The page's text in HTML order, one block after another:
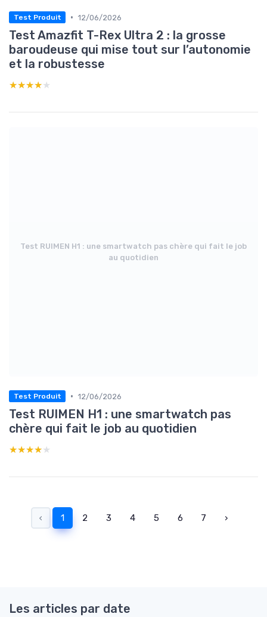
Test Produit • 12/06/2026
Test Amazfit T-Rex Ultra 2 : la grosse
baroudeuse qui mise tout sur l’autonomie
et la robustesse
★★★★★
★★★★★
Test RUIMEN H1 : une smartwatch pas chère qui fait le job
au quotidien
Test Produit • 12/06/2026
Test RUIMEN H1 : une smartwatch pas
chère qui fait le job au quotidien
★★★★★
★★★★★
‹ 1 2 3 4 5 6 7 ›
Les articles par date